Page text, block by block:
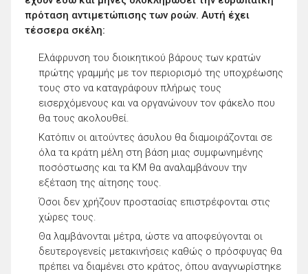
πρόταση αντιμετώπισης των ροών. Αυτή έχει
τέσσερα σκέλη:
Ελάφρυνση του διοικητικού βάρους των κρατών
πρώτης γραμμής με τον περιορισμό της υποχρέωσης
τους στο να καταγράφουν πλήρως τους
εισερχόμενους και να οργανώνουν τον φάκελο που
θα τους ακολουθεί.
Κατόπιν οι αιτούντες άσυλου θα διαμοιράζονται σε
όλα τα κράτη μέλη στη βάση μιας συμφωνημένης
ποσόστωσης και τα ΚΜ θα αναλαμβάνουν την
εξέταση της αίτησης τους.
Όσοι δεν χρήζουν προστασίας επιστρέφονται στις
χώρες τους.
Θα λαμβάνονται μέτρα, ώστε να αποφεύγονται οι
δευτερογενείς μετακινήσεις καθώς ο πρόσφυγας θα
πρέπει να διαμένει στο κράτος, όπου αναγνωρίστηκε